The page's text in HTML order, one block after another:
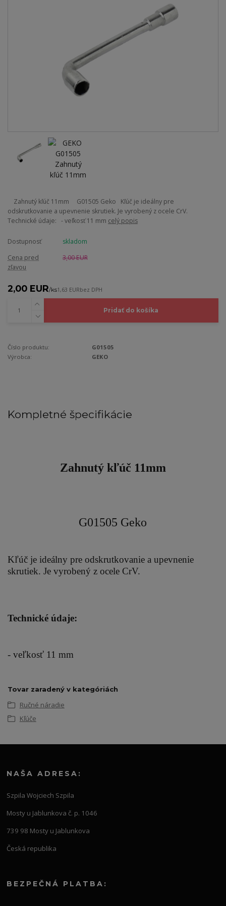
Zahnutý kľúč 11mm G01505 Geko Kľúč je ideálny pre
odskrutkovanie a upevnenie skrutiek. Je vyrobený z ocele CrV.
Technické údaje: - veľkosť 11 mm celý popis
Dostupnosť
skladom
Cena pred
zľavou
3,00 EUR
2,00 EUR/ks1,63 EURbez DPH
Pridať do košíka
Číslo produktu:
G01505
Výrobca:
GEKO
Kompletné špecifikácie
Zahnutý kľúč 11mm
G01505 Geko
Kľúč je ideálny pre odskrutkovanie a upevnenie
skrutiek. Je vyrobený z ocele CrV.
Technické údaje:
- veľkosť 11 mm
Tovar zaradený v kategóriách
Ručné náradie
Kľúče
NAŠA ADRESA:
Szpila Wojciech Szpila
Mosty u Jablunkova č. p. 1046
739 98 Mosty u Jablunkova
Česká republika
BEZPEČNÁ PLATBA: